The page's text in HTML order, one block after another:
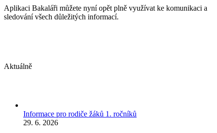
Aplikaci Bakaláři můžete nyní opět plně využívat ke komunikaci a
sledování všech důležitých informací.
Aktuálně
Informace pro rodiče žáků 1. ročníků
29. 6. 2026